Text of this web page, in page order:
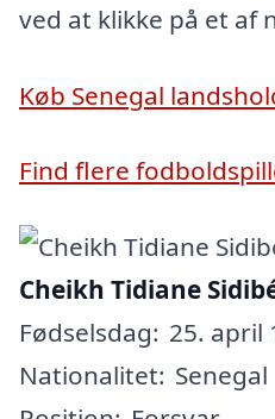
ved at klikke på et af
Køb Senegal
Find flere
Cheikh Tidiane
Fødselsdag: 25. april
Nationalitet: Senegal